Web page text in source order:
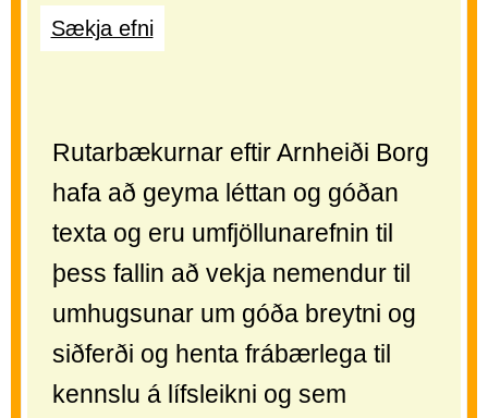
Sækja efni
Rutarbækurnar eftir Arnheiði Borg
hafa að geyma léttan og góðan
texta og eru umfjöllunarefnin til
þess fallin að vekja nemendur til
umhugsunar um góða breytni og
siðferði og henta frábærlega til
kennslu á lífsleikni og sem